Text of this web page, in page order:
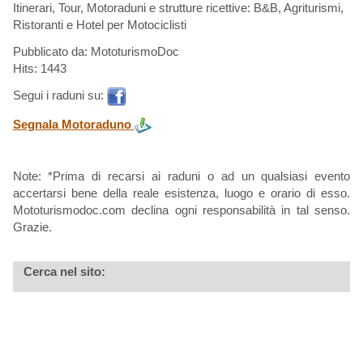
Itinerari, Tour, Motoraduni e strutture ricettive: B&B, Agriturismi,
Ristoranti e Hotel per Motociclisti
Pubblicato da: MototurismoDoc
Hits: 1443
Segui i raduni su:
Segnala Motoraduno
Note: *Prima di recarsi ai raduni o ad un qualsiasi evento
accertarsi bene della reale esistenza, luogo e orario di esso.
Mototurismodoc.com declina ogni responsabilità in tal senso.
Grazie.
Cerca nel sito: